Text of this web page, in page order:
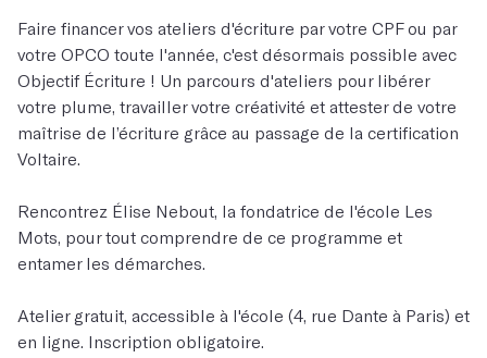
Faire financer vos ateliers d'écriture par votre CPF ou par
votre OPCO toute l'année, c'est désormais possible avec
Objectif Écriture ! Un parcours d'ateliers pour libérer
votre plume, travailler votre créativité et attester de votre
maîtrise de l’écriture grâce au passage de la certification
Voltaire.
Rencontrez Élise Nebout, la fondatrice de l'école Les
Mots, pour tout comprendre de ce programme et
entamer les démarches.
Atelier gratuit, accessible à l'école (4, rue Dante à Paris) et
en ligne. Inscription obligatoire.